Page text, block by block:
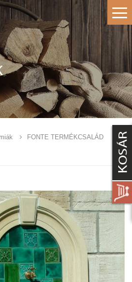
FONTE TERMÉKCSALÁD